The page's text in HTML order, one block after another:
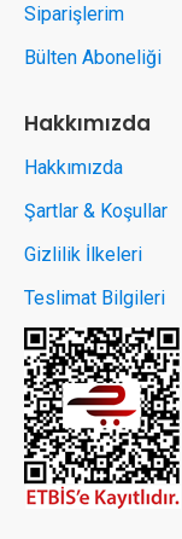
Siparişlerim
Bülten Aboneliği
Hakkımızda
Hakkımızda
Şartlar & Koşullar
Gizlilik İlkeleri
Teslimat Bilgileri